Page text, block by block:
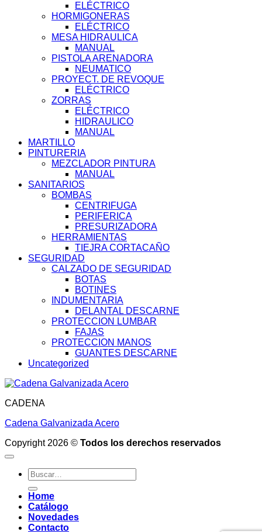
ELÉCTRICO
HORMIGONERAS
ELÉCTRICO
MESA HIDRAULICA
MANUAL
PISTOLA ARENADORA
NEUMATICO
PROYECT. DE REVOQUE
ELÉCTRICO
ZORRAS
ELÉCTRICO
HIDRAULICO
MANUAL
MARTILLO
PINTURERIA
MEZCLADOR PINTURA
MANUAL
SANITARIOS
BOMBAS
CENTRIFUGA
PERIFERICA
PRESURIZADORA
HERRAMIENTAS
TIEJRA CORTACAÑO
SEGURIDAD
CALZADO DE SEGURIDAD
BOTAS
BOTINES
INDUMENTARIA
DELANTAL DESCARNE
PROTECCION LUMBAR
FAJAS
PROTECCION MANOS
GUANTES DESCARNE
Uncategorized
CADENA
Cadena Galvanizada Acero
Copyright 2026 © Todos los derechos reservados
Buscar
por:
Home
Catálogo
Novedades
Contacto